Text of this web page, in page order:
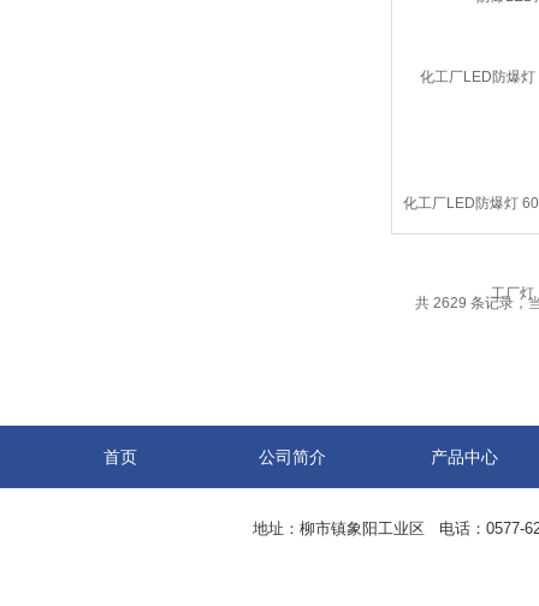
化工厂LED防爆灯
厂灯
共 2629 条记录，
首页 公司简介 产品中心
地址：柳市镇象阳工业区 电话：0577-